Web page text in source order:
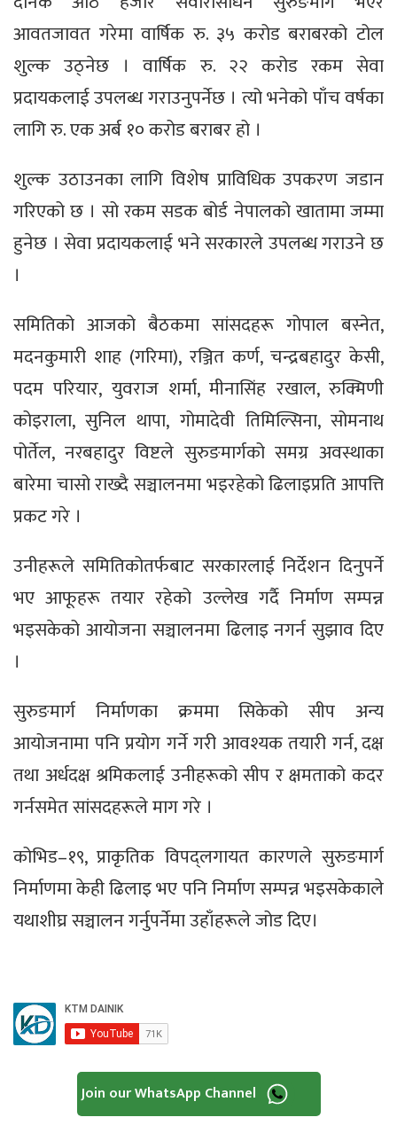
आवतजावत गरेमा वार्षिक रु. ३५ करोड बराबरको टोल
शुल्क उठ्नेछ । वार्षिक रु. २२ करोड रकम सेवा
प्रदायकलाई उपलब्ध गराउनुपर्नेछ । त्यो भनेको पाँच वर्षका
लागि रु. एक अर्ब १० करोड बराबर हो ।
शुल्क उठाउनका लागि विशेष प्राविधिक उपकरण जडान
गरिएको छ । सो रकम सडक बोर्ड नेपालको खातामा जम्मा
हुनेछ । सेवा प्रदायकलाई भने सरकारले उपलब्ध गराउने छ
।
समितिको आजको बैठकमा सांसदहरू गोपाल बस्नेत,
मदनकुमारी शाह (गरिमा), रञ्जित कर्ण, चन्द्रबहादुर केसी,
पदम परियार, युवराज शर्मा, मीनासिंह रखाल, रुक्मिणी
कोइराला, सुनिल थापा, गोमादेवी तिमिल्सिना, सोमनाथ
पोर्तेल, नरबहादुर विष्टले सुरुङमार्गको समग्र अवस्थाका
बारेमा चासो राख्दै सञ्चालनमा भइरहेको ढिलाइप्रति आपत्ति
प्रकट गरे ।
उनीहरूले समितिकोतर्फबाट सरकारलाई निर्देशन दिनुपर्ने
भए आफूहरू तयार रहेको उल्लेख गर्दै निर्माण सम्पन्न
भइसकेको आयोजना सञ्चालनमा ढिलाइ नगर्न सुझाव दिए
।
सुरुङमार्ग निर्माणका क्रममा सिकेको सीप अन्य
आयोजनामा पनि प्रयोग गर्ने गरी आवश्यक तयारी गर्न, दक्ष
तथा अर्धदक्ष श्रमिकलाई उनीहरूको सीप र क्षमताको कदर
गर्नसमेत सांसदहरूले माग गरे ।
कोभिड–१९, प्राकृतिक विपद्लगायत कारणले सुरुङमार्ग
निर्माणमा केही ढिलाइ भए पनि निर्माण सम्पन्न भइसकेकाले
यथाशीघ्र सञ्चालन गर्नुपर्नेमा उहाँहरूले जोड दिए।
Join our WhatsApp Channel